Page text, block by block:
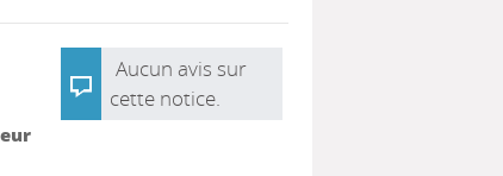
Aucun avis sur
cette notice.